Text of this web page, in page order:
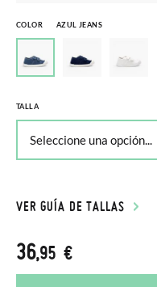
COLOR AZUL JEANS
TALLA
VER GUÍA DE TALLAS
36,95 €